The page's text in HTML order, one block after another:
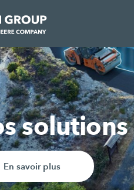
les
en apprendre plus